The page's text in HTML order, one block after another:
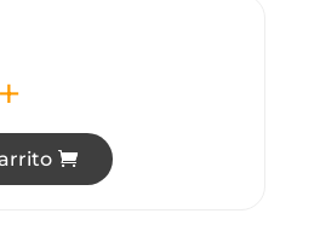
LÁMPARA DE PARED LED
+